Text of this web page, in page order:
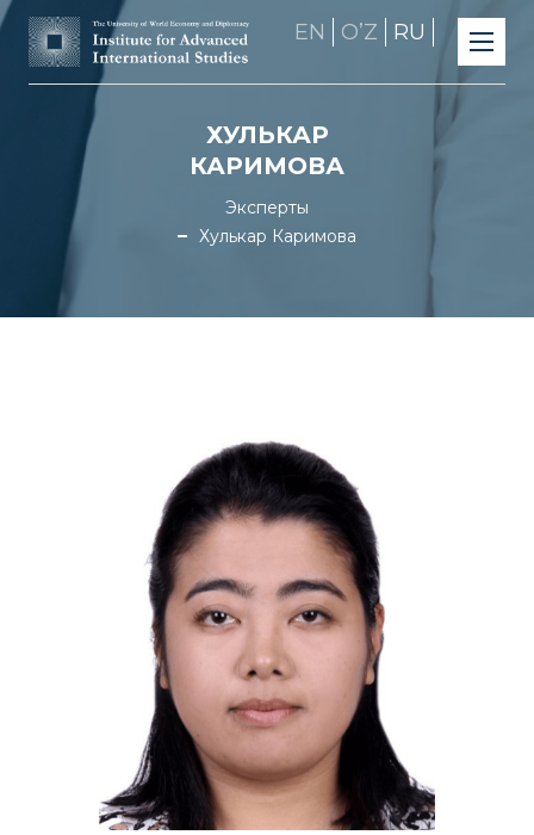
EN OʼZ RU
ХУЛЬКАР
КАРИМОВА
Эксперты
Хулькар Каримова